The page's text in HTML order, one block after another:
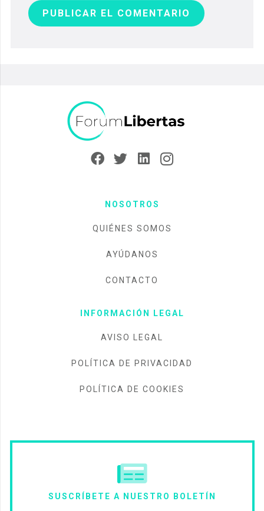
PUBLICAR EL COMENTARIO
NOSOTROS
QUIÉNES SOMOS
AYÚDANOS
CONTACTO
INFORMACIÓN LEGAL
AVISO LEGAL
POLÍTICA DE PRIVACIDAD
POLÍTICA DE COOKIES
SUSCRÍBETE A NUESTRO BOLETÍN